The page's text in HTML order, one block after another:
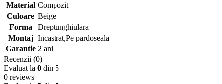
Material Compozit
Culoare Beige
Forma
Dreptunghiulara
Montaj Incastrat,Pe pardoseala
Garantie 2 ani
Recenzii (0)
Evaluat la 0 din 5
0 reviews